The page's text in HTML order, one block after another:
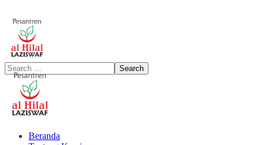
Beranda